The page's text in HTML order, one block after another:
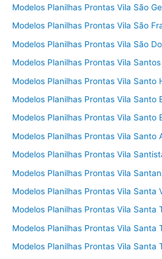
Modelos Planilhas Prontas Vila São
Modelos Planilhas Prontas Vila São
Modelos Planilhas Prontas Vila São
Modelos Planilhas Prontas Vila Santos
Modelos Planilhas Prontas Vila Santo
Modelos Planilhas Prontas Vila Santo
Modelos Planilhas Prontas Vila Santo
Modelos Planilhas Prontas Vila Santo
Modelos Planilhas Prontas Vila
Modelos Planilhas Prontas Vila
Modelos Planilhas Prontas Vila Santa
Modelos Planilhas Prontas Vila Santa
Modelos Planilhas Prontas Vila Santa
Modelos Planilhas Prontas Vila Santa